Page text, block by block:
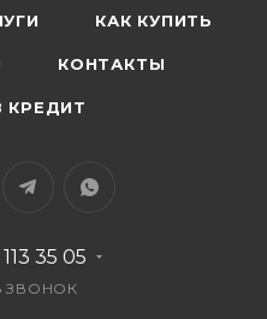
КАК КУПИТЬ
КОНТАКТЫ
КРЕДИТ
35 05
ЗВОНОК